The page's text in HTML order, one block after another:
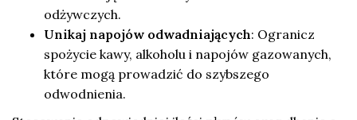
odżywczych.
Unikaj napojów odwadniających: Ogranicz
spożycie kawy, alkoholu i napojów gazowanych,
które mogą prowadzić do szybszego
odwodnienia.